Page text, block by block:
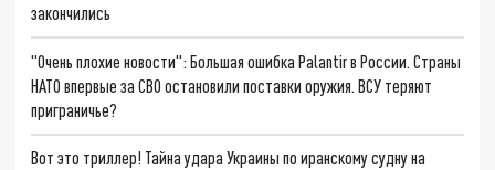
закончились
"Очень плохие новости": Большая ошибка Palantir в России. Страны
НАТО впервые за СВО остановили поставки оружия. ВСУ теряют
приграничье?
Вот это триллер! Тайна удара Украины по иранскому судну на